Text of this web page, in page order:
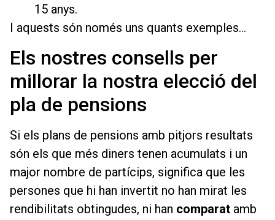
15 anys.
I aquests són només uns quants exemples…
Els nostres consells per
millorar la nostra elecció del
pla de pensions
Si els plans de pensions amb pitjors resultats
són els que més diners tenen acumulats i un
major nombre de partícips, significa que les
persones que hi han invertit no han mirat les
rendibilitats obtingudes, ni han comparat amb